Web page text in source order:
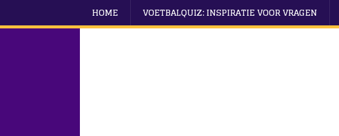
HOME VOETBALQUIZ: INSPIRATIE VOOR VRAGEN